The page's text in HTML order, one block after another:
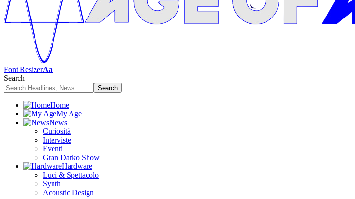
Font ResizerAa
Search
Home
My Age
News
Curiosità
Interviste
Eventi
Gran Darko Show
Hardware
Luci & Spettacolo
Synth
Acoustic Design